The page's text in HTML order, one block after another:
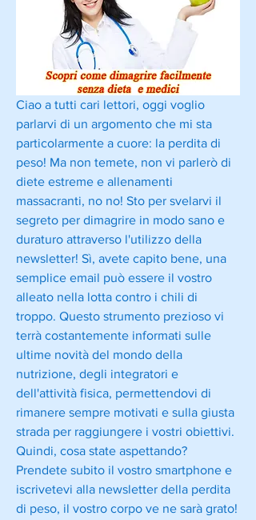
Ciao a tutti cari lettori, oggi voglio
parlarvi di un argomento che mi sta
particolarmente a cuore: la perdita di
peso! Ma non temete, non vi parlerò di
diete estreme e allenamenti
massacranti, no no! Sto per svelarvi il
segreto per dimagrire in modo sano e
duraturo attraverso l'utilizzo della
newsletter! Sì, avete capito bene, una
semplice email può essere il vostro
alleato nella lotta contro i chili di
troppo. Questo strumento prezioso vi
terrà costantemente informati sulle
ultime novità del mondo della
nutrizione, degli integratori e
dell'attività fisica, permettendovi di
rimanere sempre motivati e sulla giusta
strada per raggiungere i vostri obiettivi.
Quindi, cosa state aspettando?
Prendete subito il vostro smartphone e
iscrivetevi alla newsletter della perdita
di peso, il vostro corpo ve ne sarà grato!